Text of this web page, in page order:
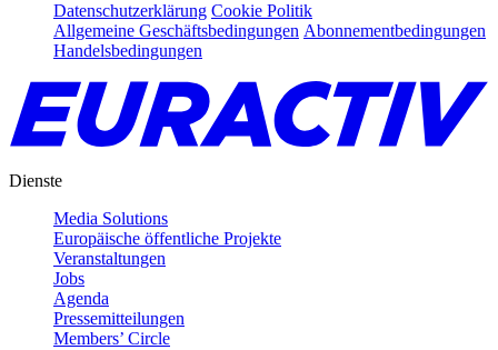
Datenschutzerklärung Cookie Politik
Allgemeine Geschäftsbedingungen Abonnementbedingungen
Handelsbedingungen
Dienste
Media Solutions
Europäische öffentliche Projekte
Veranstaltungen
Jobs
Agenda
Pressemitteilungen
Members’ Circle